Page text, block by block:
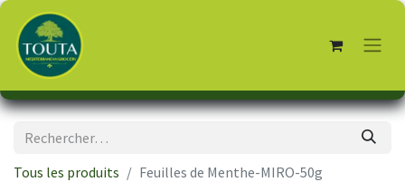
Tous les produits Feuilles de Menthe-MIRO-50g